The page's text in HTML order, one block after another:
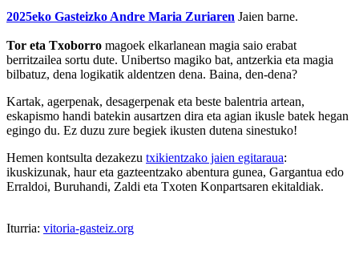
2025eko Gasteizko Andre Maria Zuriaren Jaien barne.
Tor eta Txoborro magoek elkarlanean magia saio erabat
berritzailea sortu dute. Unibertso magiko bat, antzerkia eta magia
bilbatuz, dena logikatik aldentzen dena. Baina, den-dena?
Kartak, agerpenak, desagerpenak eta beste balentria artean,
eskapismo handi batekin ausartzen dira eta agian ikusle batek hegan
egingo du. Ez duzu zure begiek ikusten dutena sinestuko!
Hemen kontsulta dezakezu txikientzako jaien egitaraua:
ikuskizunak, haur eta gazteentzako abentura gunea, Gargantua edo
Erraldoi, Buruhandi, Zaldi eta Txoten Konpartsaren ekitaldiak.
Iturria: vitoria-gasteiz.org